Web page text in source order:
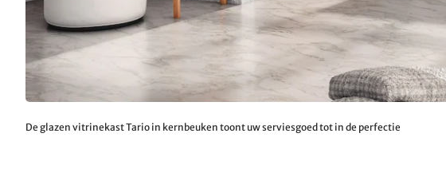
De glazen vitrinekast Tario in kernbeuken toont uw serviesgoed tot in de perfectie